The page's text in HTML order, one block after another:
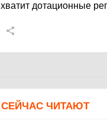
хватит дотационные
СЕЙЧАС ЧИТАЮТ